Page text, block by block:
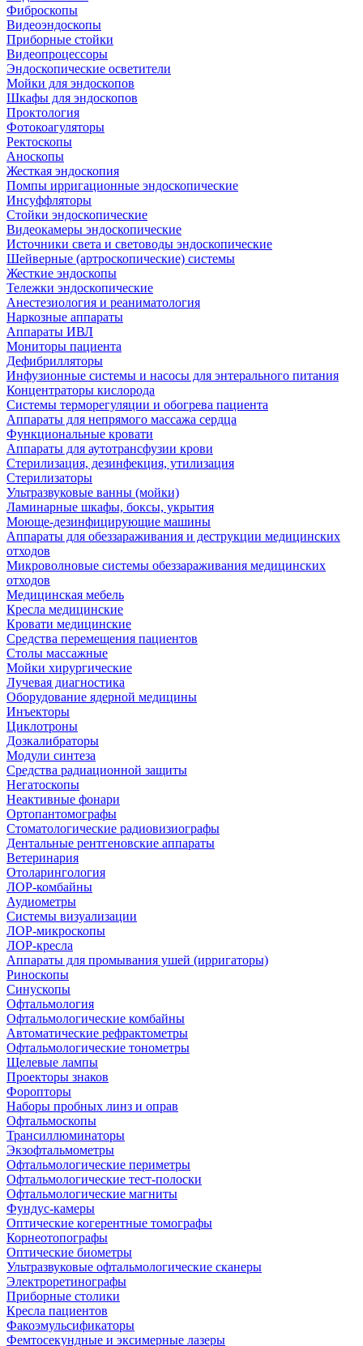
Фиброскопы
Видеоэндоскопы
Приборные стойки
Видеопроцессоры
Эндоскопические осветители
Мойки для эндоскопов
Шкафы для эндоскопов
Проктология
Фотокоагуляторы
Ректоскопы
Аноскопы
Жесткая эндоскопия
Помпы ирригационные эндоскопические
Инсуффляторы
Стойки эндоскопические
Видеокамеры эндоскопические
Источники света и световоды эндоскопические
Шейверные (артроскопические) системы
Жесткие эндоскопы
Тележки эндоскопические
Анестезиология и реаниматология
Наркозные аппараты
Аппараты ИВЛ
Мониторы пациента
Дефибрилляторы
Инфузионные системы и насосы для энтерального питания
Концентраторы кислорода
Системы терморегуляции и обогрева пациента
Аппараты для непрямого массажа сердца
Функциональные кровати
Аппараты для аутотрансфузии крови
Стерилизация, дезинфекция, утилизация
Стерилизаторы
Ультразвуковые ванны (мойки)
Ламинарные шкафы, боксы, укрытия
Моюще-дезинфицирующие машины
Аппараты для обеззараживания и деструкции медицинских
отходов
Микроволновые системы обеззараживания медицинских
отходов
Медицинская мебель
Кресла медицинские
Кровати медицинские
Средства перемещения пациентов
Столы массажные
Мойки хирургические
Лучевая диагностика
Оборудование ядерной медицины
Инъекторы
Циклотроны
Дозкалибраторы
Модули синтеза
Средства радиационной защиты
Негатоскопы
Неактивные фонари
Ортопантомографы
Стоматологические радиовизиографы
Дентальные рентгеновские аппараты
Ветеринария
Отоларингология
ЛОР-комбайны
Аудиометры
Системы визуализации
ЛОР-микроскопы
ЛОР-кресла
Аппараты для промывания ушей (ирригаторы)
Риноскопы
Синускопы
Офтальмология
Офтальмологические комбайны
Автоматические рефрактометры
Офтальмологические тонометры
Щелевые лампы
Проекторы знаков
Форопторы
Наборы пробных линз и оправ
Офтальмоскопы
Трансиллюминаторы
Экзофтальмометры
Офтальмологические периметры
Офтальмологические тест-полоски
Офтальмологические магниты
Фундус-камеры
Оптические когерентные томографы
Корнеотопографы
Оптические биометры
Ультразвуковые офтальмологические сканеры
Электроретинографы
Приборные столики
Кресла пациентов
Факоэмульсификаторы
Фемтосекундные и эксимерные лазеры